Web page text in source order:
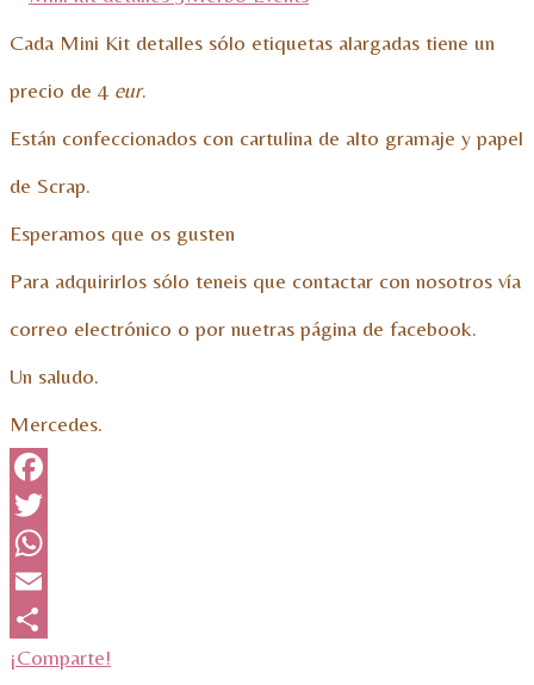
Cada Mini Kit detalles sólo etiquetas alargadas tiene un
precio de 4 eur.
Están confeccionados con cartulina de alto gramaje y papel
de Scrap.
Esperamos que os gusten
Para adquirirlos sólo teneis que contactar con nosotros vía
correo electrónico o por nuetras página de facebook.
Un saludo.
Mercedes.
Facebook
Twitter
WhatsApp
Email
¡Comparte!